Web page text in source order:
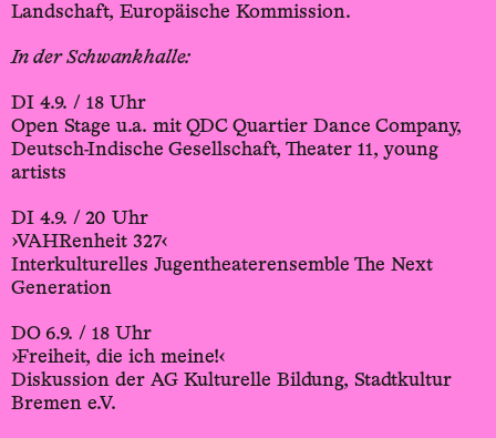
Landschaft, Europäische Kommission.
In der Schwankhalle:
DI 4.9. / 18 Uhr
Open Stage u.a. mit QDC Quartier Dance Company,
Deutsch-Indische Gesellschaft, Theater 11, young
artists
DI 4.9. / 20 Uhr
›VAHRenheit 327‹
Interkulturelles Jugentheaterensemble The Next
Generation
DO 6.9. / 18 Uhr
›Freiheit, die ich meine!‹
Diskussion der AG Kulturelle Bildung, Stadtkultur
Bremen e.V.